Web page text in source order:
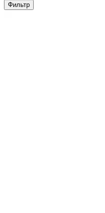
Фильтр